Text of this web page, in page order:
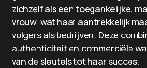
zichzelf als een toegankelijke,
vrouw, wat haar aantrekkelijk
volgers als bedrijven. Deze
authenticiteit en commerciële
van de sleutels tot haar succes.